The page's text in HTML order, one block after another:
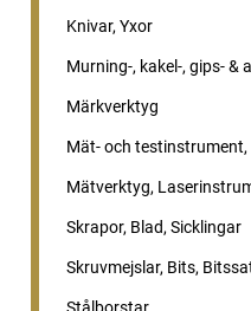
Knivar, Yxor
Murning-, kakel-, gips- &
Märkverktyg
Mät- och testinstrument,
Mätverktyg,
Skrapor, Blad, Sicklingar
Skruvmejslar, Bits,